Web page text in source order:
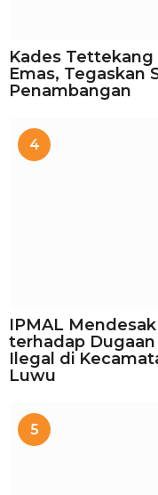
Kades Tettekang
Emas, Tegaskan
Penambangan
4
IPMAL
terhadap
Ilegal di
Luwu
5